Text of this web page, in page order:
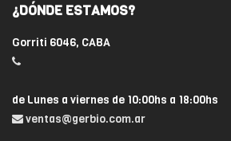
¿DÓNDE ESTAMOS?
Gorriti 6046, CABA
de Lunes a viernes de 10:00hs a 18:00hs
ventas@gerbio.com.ar